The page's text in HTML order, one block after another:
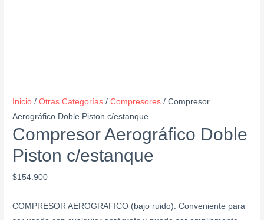
Inicio /Otras Categorías /Compresores / Compresor
Aerográfico Doble Piston c/estanque
Compresor Aerográfico Doble
Piston c/estanque
$154.900
COMPRESOR AEROGRAFICO (bajo ruido). Conveniente para